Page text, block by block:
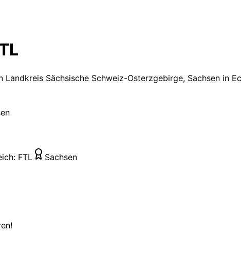
Landkreis Sächsische Schweiz-Osterzgebirge, Sachsen in
FTL Sachsen